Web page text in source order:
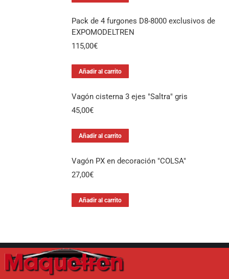
Pack de 4 furgones D8-8000 exclusivos de
EXPOMODELTREN
115,00€
Añadir al carrito
Vagón cisterna 3 ejes "Saltra" gris
45,00€
Añadir al carrito
Vagón PX en decoración "COLSA"
27,00€
Añadir al carrito